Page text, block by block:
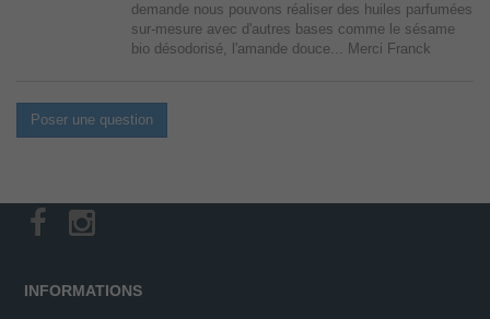
demande nous pouvons réaliser des huiles parfumées
sur-mesure avec d'autres bases comme le sésame
bio désodorisé, l'amande douce... Merci Franck
Poser une question
INFORMATIONS